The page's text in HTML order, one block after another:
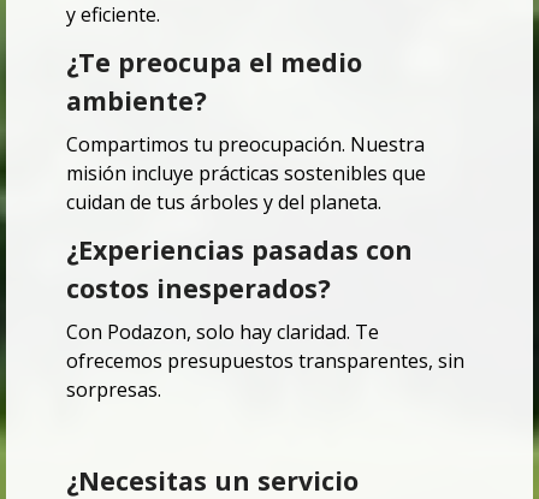
y eficiente.
¿Te preocupa el medio
ambiente?
Compartimos tu preocupación. Nuestra
misión incluye prácticas sostenibles que
cuidan de tus árboles y del planeta.
¿Experiencias pasadas con
costos inesperados?
Con Podazon, solo hay claridad. Te
ofrecemos presupuestos transparentes, sin
sorpresas.
¿Necesitas un servicio